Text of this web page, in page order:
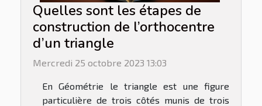
Quelles sont les étapes de
construction de l’orthocentre
d’un triangle
Mercredi 25 octobre 2023 13:03
En Géométrie le triangle est une figure
particulière de trois côtés munis de trois